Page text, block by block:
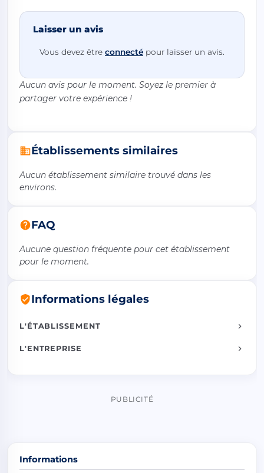
Laisser un avis
Vous devez être connecté pour laisser un avis.
Aucun avis pour le moment. Soyez le premier à
partager votre expérience !
Établissements similaires
Aucun établissement similaire trouvé dans les
environs.
FAQ
Aucune question fréquente pour cet établissement
pour le moment.
Informations légales
L'ÉTABLISSEMENT
L'ENTREPRISE
PUBLICITÉ
Informations